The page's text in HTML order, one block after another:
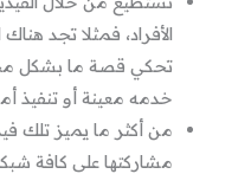
الأفراد، فمثلا تجد هناك
تحكي قصة ما بشكل
خدمه معينة أو تنفيذ
من أكثر ما يميز تلك
مشاركتها على كافة